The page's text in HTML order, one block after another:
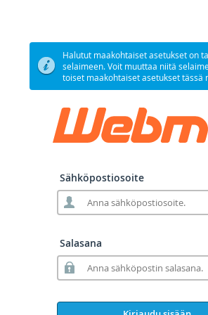
Halutut maakohtaiset asetukset on
selaimeen. Voit muuttaa niitä
toiset maakohtaiset asetukset tässä
Sähköpostiosoite
Salasana